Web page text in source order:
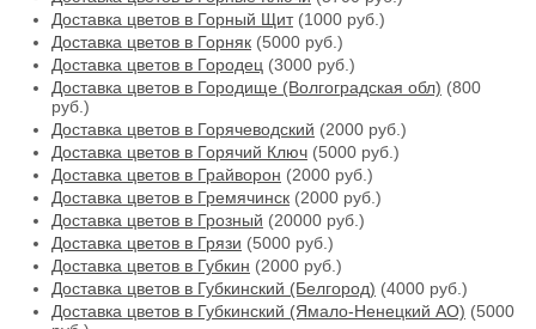
Доставка цветов в Горный Щит(1000 руб.)
Доставка цветов в Горняк (5000 руб.)
Доставка цветов в Городец (3000 руб.)
Доставка цветов в Городище (Волгоградская обл) (800
руб.)
Доставка цветов в Горячеводский (2000 руб.)
Доставка цветов в Горячий Ключ (5000 руб.)
Доставка цветов в Грайворон (2000 руб.)
Доставка цветов в Гремячинск (2000 руб.)
Доставка цветов в Грозный (20000 руб.)
Доставка цветов в Грязи (5000 руб.)
Доставка цветов в Губкин (2000 руб.)
Доставка цветов в Губкинский (Белгород) (4000 руб.)
Доставка цветов в Губкинский (Ямало-Ненецкий АО) (5000